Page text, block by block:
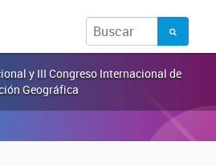
y III Congreso Internacional de
Geográfica